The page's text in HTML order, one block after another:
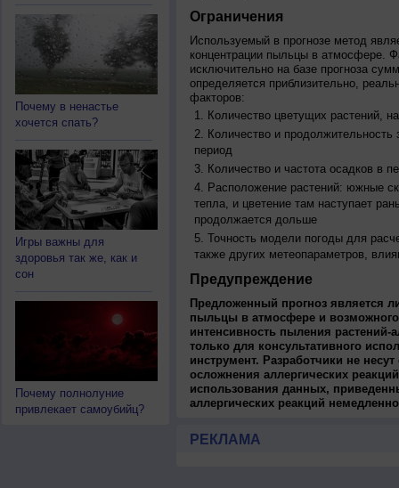
Почему в ненастье
хочется спать?
Игры важны для
здоровья так же, как и
сон
Почему полнолуние
привлекает самоубийц?
Ограничения
Используемый в прогнозе метод
концентрации пыльцы в атмосфере.
исключительно на базе прогноза
определяется приблизительно,
факторов:
Количество цветущих растений,
Количество и продолжительность
период
Количество и частота осадков в
Расположение растений: южные
тепла, и цветение там наступает
продолжается дольше
Точность модели погоды для
также других метеопараметров,
Предупреждение
Предложенный прогноз является
пыльцы в атмосфере и
интенсивность пыления растений-
только для консультативного
инструмент. Разработчики не
осложнения аллергических
использования данных,
аллергических реакций
РЕКЛАМА